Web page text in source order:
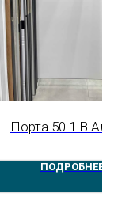
Порта 50.1 В
ПОДРОБНЕЕ